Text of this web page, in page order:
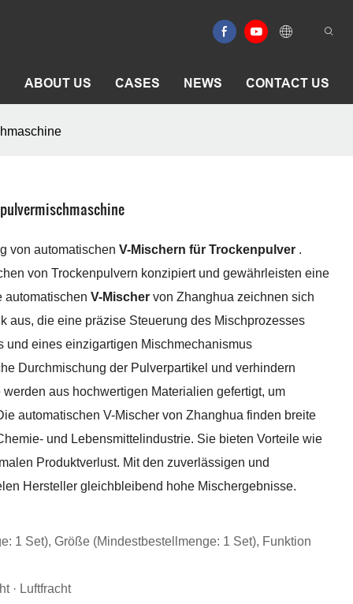
ABOUT US CASES NEWS CONTACT US
von automatischen V-Mischern für Trockenpulver .
von Trockenpulvern konzipiert und gewährleisten eine
automatischen V-Mischer von Zhanghua zeichnen sich
aus, die eine präzise Steuerung des Mischprozesses
und eines einzigartigen Mischmechanismus
Durchmischung der Pulverpartikel und verhindern
aus hochwertigen Materialien gefertigt, um
automatischen V-Mischer von Zhanghua finden breite
und Lebensmittelindustrie. Sie bieten Vorteile wie
Produktverlust. Mit den zuverlässigen und
Hersteller gleichbleibend hohe Mischergebnisse.
1 Set), Größe (Mindestbestellmenge: 1 Set), Funktion
· Luftfracht